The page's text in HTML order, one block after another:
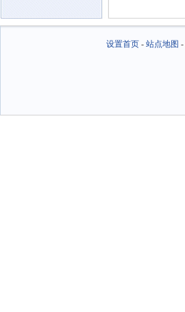
设置首页- 站点地图 -